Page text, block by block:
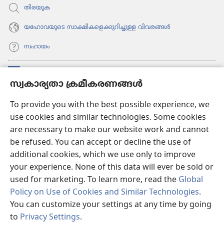
സ്വകാര്യതാ ക്രമീകരണങ്ങൾ
To provide you with the best possible experience, we
use cookies and similar technologies. Some cookies
are necessary to make our website work and cannot
be refused. You can accept or decline the use of
additional cookies, which we use only to improve
your experience. None of this data will ever be sold or
used for marketing. To learn more, read the Global
Policy on Use of Cookies and Similar Technologies.
You can customize your settings at any time by going
to Privacy Settings.
തിരയുക
യഹോവയുടെ സാക്ഷികളെക്കുറിച്ചുള്ള വിവരങ്ങൾ
സഹായം
പേജ്
വാച്ച്ടവര്‍ ഓണ്‍ലൈന്‍ ലൈബ്രറി
(പുതിയ
പേജ്
തുറക്കുക)JW ഹബ്ബ്
(പുതിയ
പേജ്
തുറക്കുക)JW ലൈ​ബ്ര​റി
വാച്ച്‌ടവർ ലൈ​ബ്രറി